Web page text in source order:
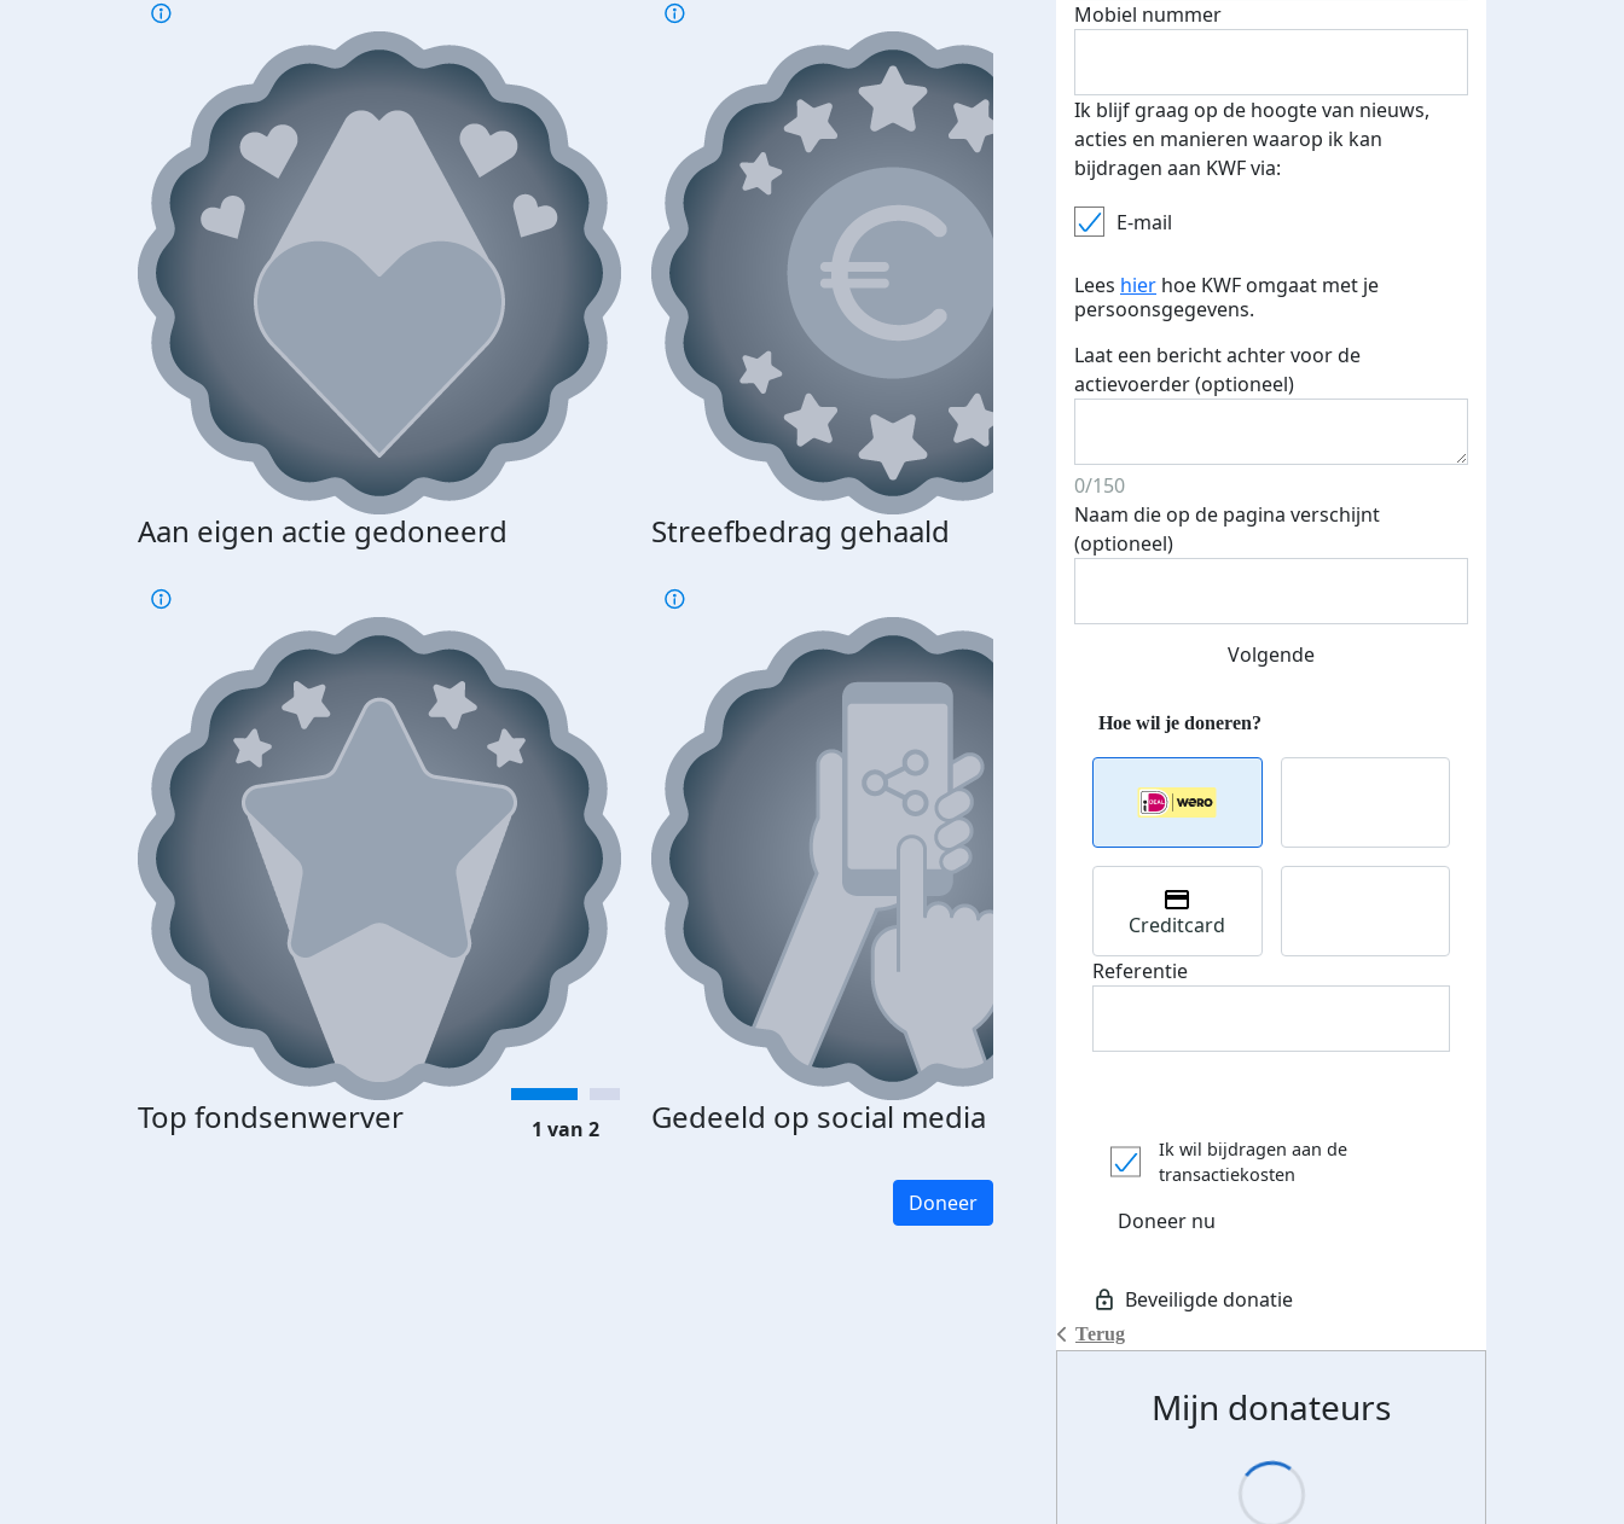
Aan eigen actie gedoneerd Streefbedrag gehaald Streefbedrag verhoogd
Top fondsenwerver Gedeeld op social media
1 van 2
Doneer
Mobiel nummer
Ik blijf graag op de hoogte van nieuws,
acties en manieren waarop ik kan
bijdragen aan KWF via:
E-mail
Lees hier hoe KWF omgaat met je
persoonsgegevens.
Laat een bericht achter voor de
actievoerder (optioneel)
0/150
Naam die op de pagina verschijnt
(optioneel)
Volgende
Terug
Creditcard
Referentie
Ik wil bijdragen aan de
transactiekosten
Doneer nu
Mijn donateurs